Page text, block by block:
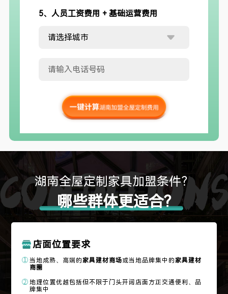
5、人员工资费用 + 基础运营费用
湖南全屋定制家具加盟条件？
哪些群体更适合?
店面位置要求
当地成熟、高端的家具建材商场或当地品牌集中的家具建材
商圈
地理位置优越包括但不限于门头开阔店面方正交通便利、品
牌集中